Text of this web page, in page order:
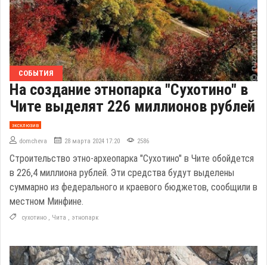
СОБЫТИЯ
На создание этнопарка "Сухотино" в
Чите выделят 226 миллионов рублей
эксклюзив
domcheva 28 марта 2024 17:20 2586
Строительство этно-археопарка "Сухотино" в Чите обойдется
в 226,4 миллиона рублей. Эти средства будут выделены
суммарно из федерального и краевого бюджетов, сообщили в
местном Минфине.
сухотино , Чита , этнопарк